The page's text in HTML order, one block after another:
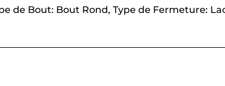
de Bout: Bout Rond, Type de Fermeture: